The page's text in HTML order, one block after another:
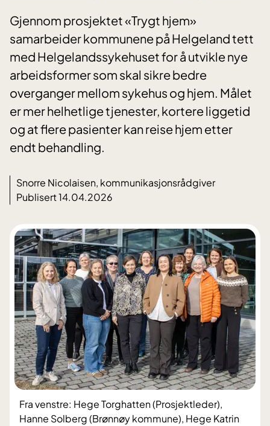
Gjennom prosjektet «Trygt hjem»
samarbeider kommunene på Helgeland tett
med Helgelandssykehuset for å utvikle nye
arbeidsformer som skal sikre bedre
overganger mellom sykehus og hjem. Målet
er mer helhetlige tjenester, kortere liggetid
og at flere pasienter kan reise hjem etter
endt behandling.
Snorre Nicolaisen, kommunikasjonsrådgiver
Publisert 14.04.2026
Fra venstre: Hege Torghatten (Prosjektleder),
Hanne Solberg (Brønnøy kommune), Hege Katrin